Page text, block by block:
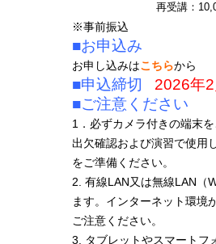
再受講：10,000円（税
※事前振込
■お申込み
お申し込みはこちらから
■申込締切
2026年
■ご注意ください
1．必ずカメラ付きの端末
出欠確認および演習で使用
をご準備ください。
2. 有線LAN又は無線LAN（
ます。インターネット環境
ご注意ください。
3. タブレットやスマートフ